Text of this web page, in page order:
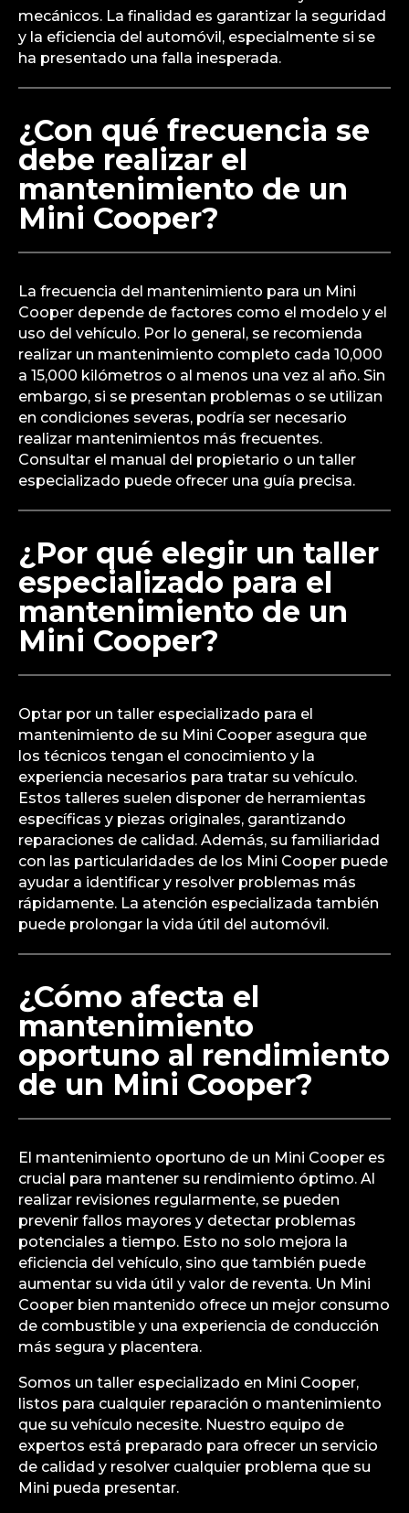
mecánicos. La finalidad es garantizar la seguridad
y la eficiencia del automóvil, especialmente si se
ha presentado una falla inesperada.
¿Con qué frecuencia se
debe realizar el
mantenimiento de un
Mini Cooper?
La frecuencia del mantenimiento para un Mini
Cooper depende de factores como el modelo y el
uso del vehículo. Por lo general, se recomienda
realizar un mantenimiento completo cada 10,000
a 15,000 kilómetros o al menos una vez al año. Sin
embargo, si se presentan problemas o se utilizan
en condiciones severas, podría ser necesario
realizar mantenimientos más frecuentes.
Consultar el manual del propietario o un taller
especializado puede ofrecer una guía precisa.
¿Por qué elegir un taller
especializado para el
mantenimiento de un
Mini Cooper?
Optar por un taller especializado para el
mantenimiento de su Mini Cooper asegura que
los técnicos tengan el conocimiento y la
experiencia necesarios para tratar su vehículo.
Estos talleres suelen disponer de herramientas
específicas y piezas originales, garantizando
reparaciones de calidad. Además, su familiaridad
con las particularidades de los Mini Cooper puede
ayudar a identificar y resolver problemas más
rápidamente. La atención especializada también
puede prolongar la vida útil del automóvil.
¿Cómo afecta el
mantenimiento
oportuno al rendimiento
de un Mini Cooper?
El mantenimiento oportuno de un Mini Cooper es
crucial para mantener su rendimiento óptimo. Al
realizar revisiones regularmente, se pueden
prevenir fallos mayores y detectar problemas
potenciales a tiempo. Esto no solo mejora la
eficiencia del vehículo, sino que también puede
aumentar su vida útil y valor de reventa. Un Mini
Cooper bien mantenido ofrece un mejor consumo
de combustible y una experiencia de conducción
más segura y placentera.
Somos un taller especializado en Mini Cooper,
listos para cualquier reparación o mantenimiento
que su vehículo necesite. Nuestro equipo de
expertos está preparado para ofrecer un servicio
de calidad y resolver cualquier problema que su
Mini pueda presentar.